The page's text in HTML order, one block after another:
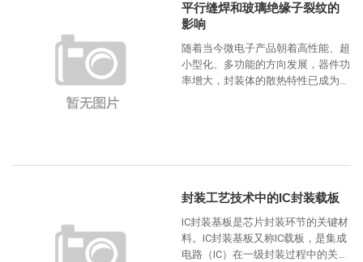
平行缝焊和玻璃绝缘子裂纹的
影响
随着当今微电子产品朝着高性能、超
小型化、多功能的方向发展，器件功
率增大，封装体的散热特性已成为选
封装工艺技术中的IC封装载板
IC封装基板是芯片封装环节的关键材
料。IC封装基板又称IC载板，是集成
电路（IC）在一级封装过程中的关键